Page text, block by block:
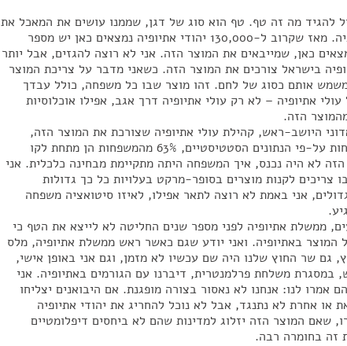
להגיד מה זה טף. טף הוא סוג של דגן, שממנו עושים את המאכל את
הלאומי של אתיופיה. מאז שקרוב ל-130,000 יהודי אתיופיה נמצאים כאן יש מספר
כאן, שמייבאים את המוצר הזה. אני לא רוצה להגזים, אבל יותר
אתיופיה בישראל צורכים את המוצר הזה. כשאני מדבר על צריכת המוצר
אותם כסוג של לחם. זהו מוצר שבו כל משפחה, כולל עבדך
אתיופיה – לא רק עולי אתיופיה דרך אגב, אפילו אוכלוסיות
הזה.
היושב-ראש, קהילת עולי אתיופיה שצורכת את המוצר הזה,
לצערי הגדול, לפחות על-פי הנתונים הסטטיסטיים, 63% מהמשפחות הן מתחת לקו
לא היה נכנס, איך המשפחה היתה מתקיימת מבחינה כלכלית. אני
צריכים לקנות מוצרים בסופר-מרקט בעלויות כל כך גדולות
אני באמת לא רוצה לתאר אפילו, לאיזו סיטואציה משפחה
ממשלת אתיופיה לפני מספר שנים החליטה לא לייצא את הטף כי
המוצר באתיופיה. ואני יודע שגם כאשר ראש ממשלת אתיופיה, מלס
גם שר החוץ שלנו היה שם עכשיו לא מזמן, וגם אני באופן אישי,
במסגרת משלחת פרלמנטרית, דיברנו עם הגורמים באתיופיה. אני
אמרו לנו: אנחנו לא נאסור בצורה מופגנת. אם היבואנים יצליחו
או אחרת לא נתנגד, אבל לא נוכל להחריג את יהודי אתיופיה
שאם המוצר הזה יזלוג למדינות שהם לא ביחסים דיפלומטיים
זה בחומרה רבה.